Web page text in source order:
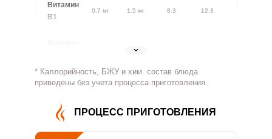
Витамин
В1
0.7 мг 1.5 мг 8.3 12.3
1.8 мг
Витамин
249.5 мг 500 мг 8.4 12.5
Витамин
В5
* Каллорийность, БЖУ и хим. состав блюда
приведены без учета процесса приготовления.
ПРОЦЕСС ПРИГОТОВЛЕНИЯ